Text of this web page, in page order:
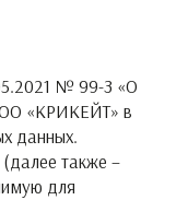
№ 99-З «О
«КРИКЕЙТ» в
данных.
также –
для